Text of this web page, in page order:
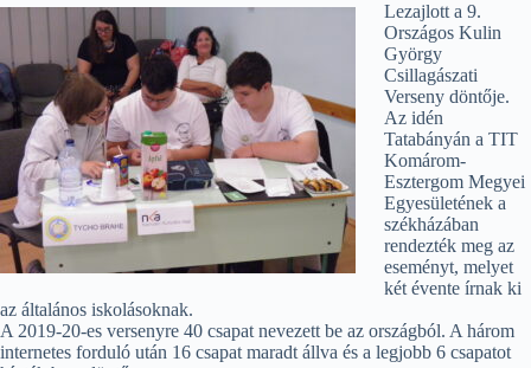
Lezajlott a 9.
Országos Kulin
György
Csillagászati
Verseny döntője.
Az idén
Tatabányán a TIT
Komárom-
Esztergom Megyei
Egyesületének a
székházában
rendezték meg az
eseményt, melyet
két évente írnak ki
az általános iskolásoknak.
A 2019-20-es versenyre 40 csapat nevezett be az országból. A három
internetes forduló után 16 csapat maradt állva és a legjobb 6 csapatot